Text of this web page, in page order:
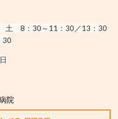
土 8：30～11：30／13：30
30
院